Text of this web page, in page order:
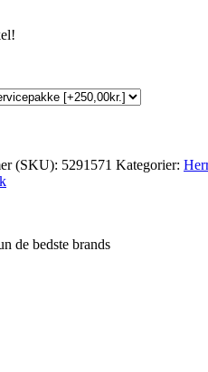
(SKU): 5291571 Kategorier:
de bedste brands